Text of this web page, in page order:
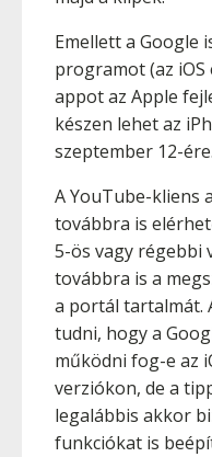
Emellett a Google
programot (az
appot az Apple
készen lehet az
szeptember 12-ére.
A YouTube-kliens
továbbra is
5-ös vagy régebbi
továbbra is a
a portál tartalmát.
tudni, hogy a
működni fog-e az
verziókon, de a
legalábbis akkor
funkciókat is